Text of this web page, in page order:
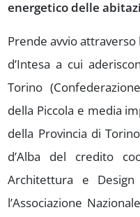
energetico delle
Prende avvio
d’Intesa a cui
Torino
della Piccola e media
della Provincia di
d’Alba del credito
Architettura e
l’Associazione